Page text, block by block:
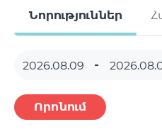
Նորություններ
Որոնում